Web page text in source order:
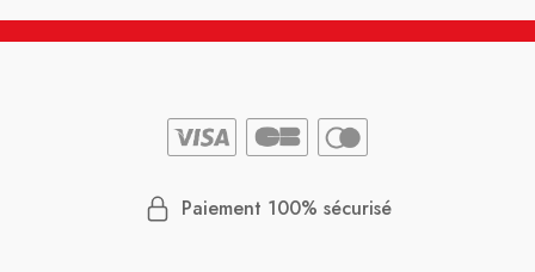
Paiement 100% sécurisé